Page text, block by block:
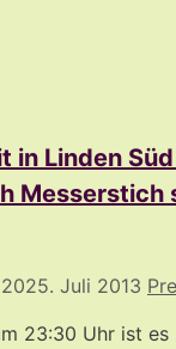
in Linden
Messerstich
25. Juli 2013
23:30 Uhr ist es